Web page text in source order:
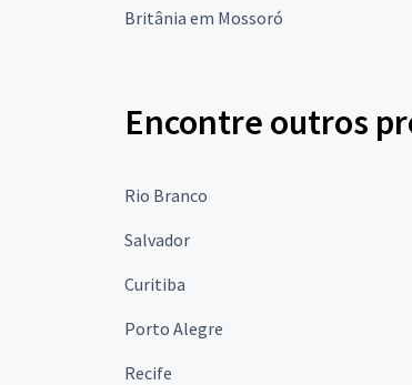
Britânia em Mossoró
Encontre outros
Rio Branco
Salvador
Curitiba
Porto Alegre
Recife